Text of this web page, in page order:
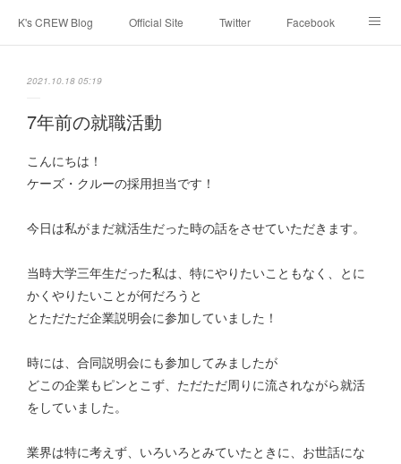
K's CREW Blog Official Site Twitter Facebook
2021.10.18 05:19
7年前の就職活動
こんにちは！
ケーズ・クルーの採用担当です！
今日は私がまだ就活生だった時の話をさせていただきます。
当時大学三年生だった私は、特にやりたいこともなく、とに
かくやりたいことが何だろうと
とただただ企業説明会に参加していました！
時には、合同説明会にも参加してみましたが
どこの企業もピンとこず、ただただ周りに流されながら就活
をしていました。
業界は特に考えず、いろいろとみていたときに、お世話にな